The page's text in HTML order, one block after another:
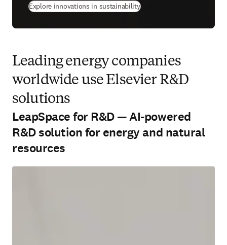
Explore innovations in sustainability
Leading energy companies
worldwide use Elsevier R&D
solutions
LeapSpace for R&D — AI-powered
R&D solution for energy and natural
resources